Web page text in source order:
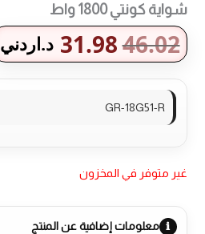
شواية كونتي 1800 واط
46.02
31.98 د.اردني
GR-18G51-R
غير متوفر في المخزون
معلومات إضافية عن المنتج